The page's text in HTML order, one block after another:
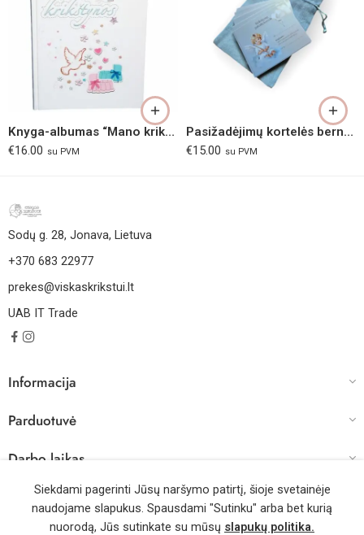
Knyga-albumas “Mano krikštynos”
€16.00 su PVM
Pasižadėjimų kortelės berniukui
€15.00 su PVM
Sodų g. 28, Jonava, Lietuva
+370 683 22977
prekes@viskaskrikstui.lt
UAB IT Trade
Informacija
Parduotuvė
Darbo laikas
© 2026 – Visos teisės saugomos | Sprendimas: WebMode.lt
Siekdami pagerinti Jūsų naršymo patirtį, šioje svetainėje
naudojame slapukus. Spausdami "Sutinku" arba bet kurią
nuorodą, Jūs sutinkate su mūsų slapukų politika.